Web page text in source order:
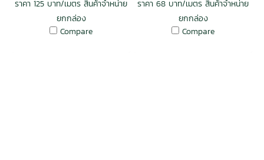
ราคา 125 บาท/เมตร สินค้าจำหน่าย
ยกกล่อง
Compare
ราคา 68 บาท/เมตร สินค้าจำหน่าย
ยกกล่อง
Compare